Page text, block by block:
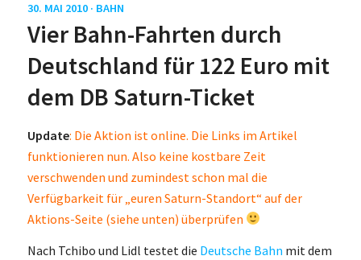
30. MAI 2010 · BAHN
Vier Bahn-Fahrten durch
Deutschland für 122 Euro mit
dem DB Saturn-Ticket
Update: Die Aktion ist online. Die Links im Artikel
funktionieren nun. Also keine kostbare Zeit
verschwenden und zumindest schon mal die
Verfügbarkeit für „euren Saturn-Standort“ auf der
Aktions-Seite (siehe unten) überprüfen
Nach Tchibo und Lidl testet die Deutsche Bahn mit dem